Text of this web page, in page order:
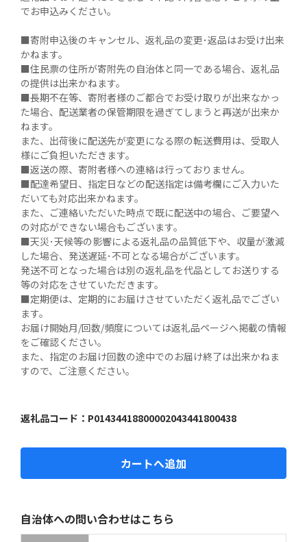
でお申込みください。
■寄附申込後のキャンセル、返礼品の変更･返品はお受け出来
かねます。
■住民票の住所が寄附先の自治体と同一である場合、返礼品
の提供は出来かねます。
■長期不在等、寄附者様のご都合でお受け取りが出来なかっ
た場合、配送業者の保管期限を過ぎてしまうと再送が出来か
ねます。
また、出荷後に配送先が変更になる際の転送費用は、受取人
様にご負担いただきます。
■返送の際、寄附者様への連絡は行っておりません。
■配達希望日、指定日などの配送指定は備考欄にご入力いた
だいても対応出来かねます。
また、ご連絡いただいた時点で既に配送中の場合、ご要望へ
の対応ができない場合もございます。
■天災･天候等の影響による返礼品の品質低下や、収量が激減
した場合、発送遅延･不可となる場合がございます。
発送不可となった場合は別の返礼品を代品としてお送りする
等の対応をさせていただきます。
■定期便は、定期的にお届けさせていただく返礼品でござい
ます。
お届け開始月/回数/頻度については返礼品ページへ掲載の情報
をご確認ください。
また、指定のお届け回数の途中でのお届け終了は出来かねま
すので、ご注意ください。
返礼品コード： P01434418800002043441800438
カートへ追加
自治体への問い合わせはこちら